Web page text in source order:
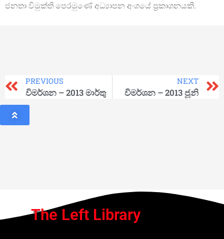
ජනතා විමුක්ති පෙරමුණේ අධ්‍යාපන අංශයේ ප්‍රකාශනයකි.
PREVIOUS
විමර්ශන – 2013 මාර්තු
NEXT
විමර්ශන – 2013 ජූනි
The Left Library